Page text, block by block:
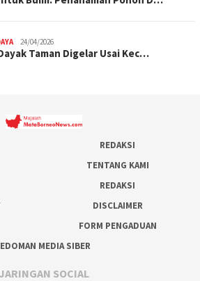
24/04/2026
Taman Digelar Usai Kec…
REDAKSI
TENTANG KAMI
REDAKSI
DISCLAIMER
FORM PENGADUAN
MEDIA SIBER
JARINGAN SOCIAL